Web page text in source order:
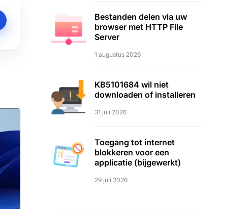
Bestanden delen via uw
browser met HTTP File
Server
1 augustus 2026
KB5101684 wil niet
downloaden of installeren
31 juli 2026
Toegang tot internet
blokkeren voor een
applicatie (bijgewerkt)
29 juli 2026